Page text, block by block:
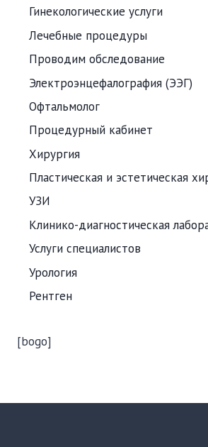
Гинекологические услуги
Лечебные процедуры
Проводим обследование
Электроэнцефалография (ЭЭГ)
Офтальмолог
Процедурный кабинет
Хирургия
Пластическая и эстетическая
УЗИ
Клинико-диагностическая
Услуги специалистов
Урология
Рентген
[bogo]